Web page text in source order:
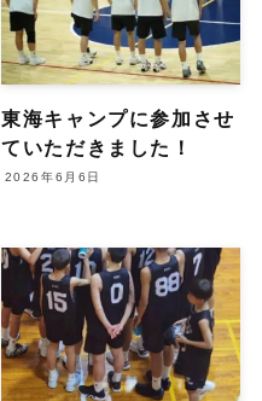
東海キャンプに参加させ
ていただきました！
2026年6月6日